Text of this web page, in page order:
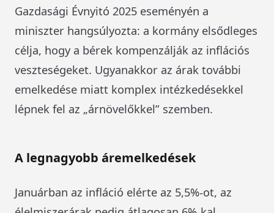
Gazdasági Évnyitó 2025 eseményén a
miniszter hangsúlyozta: a kormány elsődleges
célja, hogy a bérek kompenzálják az inflációs
veszteségeket. Ugyanakkor az árak további
emelkedése miatt komplex intézkedésekkel
lépnek fel az „árnövelőkkel” szemben.
A legnagyobb áremelkedések
Januárban az infláció elérte az 5,5%-ot, az